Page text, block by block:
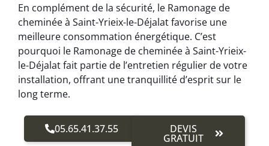
En complément de la sécurité, le Ramonage de
cheminée à Saint-Yrieix-le-Déjalat favorise une
meilleure consommation énergétique. C’est
pourquoi le Ramonage de cheminée à Saint-Yrieix-
le-Déjalat fait partie de l’entretien régulier de votre
installation, offrant une tranquillité d’esprit sur le
long terme.
05.65.41.37.55 DEVIS
GRATUIT